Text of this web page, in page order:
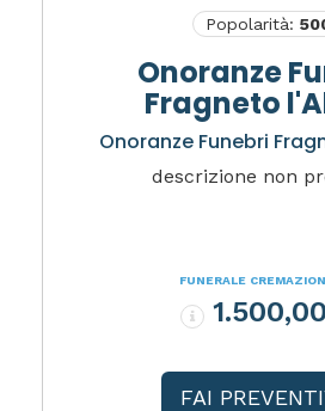
Popolarità:
Onoranze
Fragneto
Onoranze Funebri
descrizione non
FUNERALE
FAI